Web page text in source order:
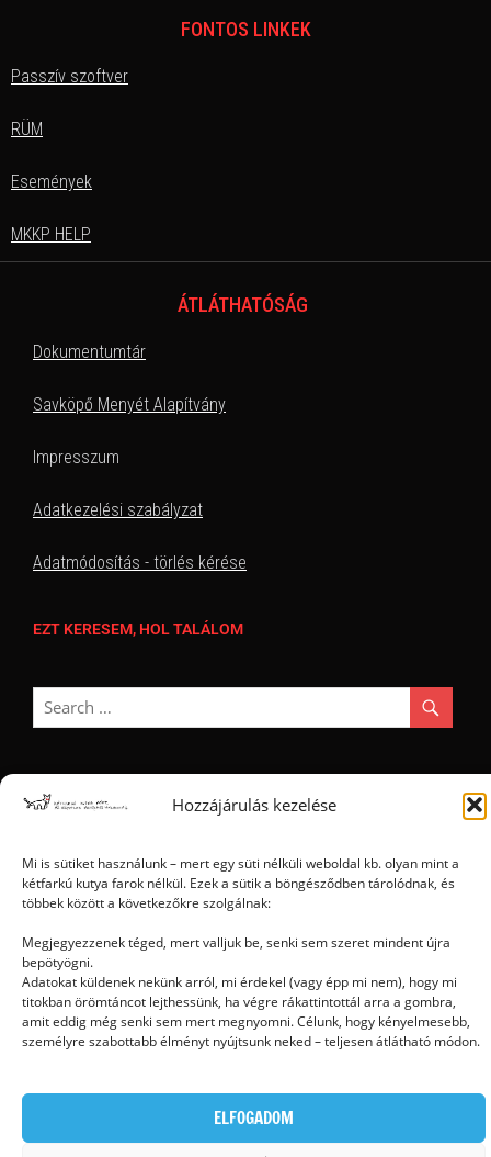
Hozzájárulás kezelése
Mi is sütiket használunk – mert egy süti nélküli weboldal kb. olyan mint a
kétfarkú kutya farok nélkül. Ezek a sütik a böngésződben tárolódnak, és
többek között a következőkre szolgálnak:
Megjegyezzenek téged, mert valljuk be, senki sem szeret mindent újra
bepötyögni.
Adatokat küldenek nekünk arról, mi érdekel (vagy épp mi nem), hogy mi
titokban örömtáncot lejthessünk, ha végre rákattintottál arra a gombra,
amit eddig még senki sem mert megnyomni. Célunk, hogy kényelmesebb,
személyre szabottabb élményt nyújtsunk neked – teljesen átlátható módon.
ELFOGADOM
FONTOS LINKEK
Passzív szoftver
RÜM
Események
MKKP HELP
ÁTLÁTHATÓSÁG
Dokumentumtár
Savköpő Menyét Alapítvány
Impresszum
Adatkezelési szabályzat
Adatmódosítás - törlés kérése
EZT KERESEM, HOL TALÁLOM